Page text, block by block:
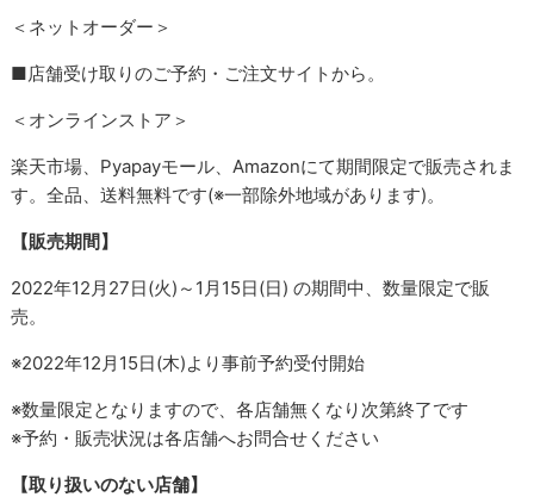
＜ネットオーダー＞
■店舗受け取りのご予約・ご注文サイトから。
＜オンラインストア＞
楽天市場、Pyapayモール、Amazonにて期間限定で販売されま
す。全品、送料無料です(※一部除外地域があります)。
【販売期間】
2022年12月27日(火)～1月15日(日) の期間中、数量限定で販
売。
※2022年12月15日(木)より事前予約受付開始
※数量限定となりますので、各店舗無くなり次第終了です
※予約・販売状況は各店舗へお問合せください
【取り扱いのない店舗】